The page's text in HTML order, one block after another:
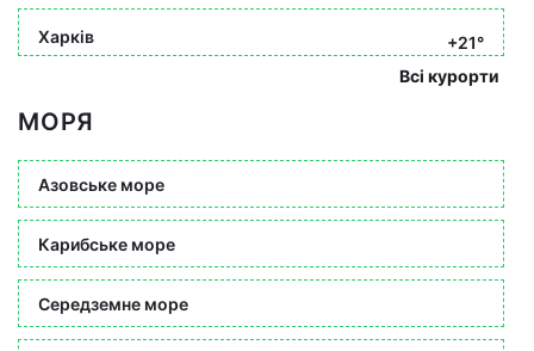
Харків
+21°
Всі курорти
МОРЯ
Азовське море
Карибське море
Середземне море